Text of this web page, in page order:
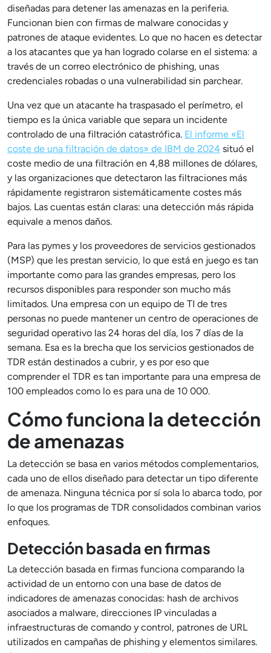
diseñadas para detener las amenazas en la periferia.
Funcionan bien con firmas de malware conocidas y
patrones de ataque evidentes. Lo que no hacen es detectar
a los atacantes que ya han logrado colarse en el sistema: a
través de un correo electrónico de phishing, unas
credenciales robadas o una vulnerabilidad sin parchear.
Una vez que un atacante ha traspasado el perímetro, el
tiempo es la única variable que separa un incidente
controlado de una filtración catastrófica. El informe «El
coste de una filtración de datos» de IBM de 2024 situó el
coste medio de una filtración en 4,88 millones de dólares,
y las organizaciones que detectaron las filtraciones más
rápidamente registraron sistemáticamente costes más
bajos. Las cuentas están claras: una detección más rápida
equivale a menos daños.
Para las pymes y los proveedores de servicios gestionados
(MSP) que les prestan servicio, lo que está en juego es tan
importante como para las grandes empresas, pero los
recursos disponibles para responder son mucho más
limitados. Una empresa con un equipo de TI de tres
personas no puede mantener un centro de operaciones de
seguridad operativo las 24 horas del día, los 7 días de la
semana. Esa es la brecha que los servicios gestionados de
TDR están destinados a cubrir, y es por eso que
comprender el TDR es tan importante para una empresa de
100 empleados como lo es para una de 10 000.
Cómo funciona la detección
de amenazas
La detección se basa en varios métodos complementarios,
cada uno de ellos diseñado para detectar un tipo diferente
de amenaza. Ninguna técnica por sí sola lo abarca todo, por
lo que los programas de TDR consolidados combinan varios
enfoques.
Detección basada en firmas
La detección basada en firmas funciona comparando la
actividad de un entorno con una base de datos de
indicadores de amenazas conocidas: hash de archivos
asociados a malware, direcciones IP vinculadas a
infraestructuras de comando y control, patrones de URL
utilizados en campañas de phishing y elementos similares.